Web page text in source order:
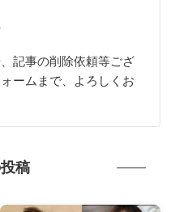
記事の削除依頼等ござ
ームまで、よろしくお
稿